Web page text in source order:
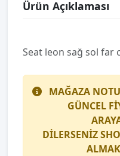
Ürün Açıklaması
Seat leon sağ sol far
MAĞAZA
GÜNCEL
DİLERSENİZ